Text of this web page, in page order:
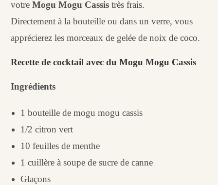
votreMogu Mogu Cassis très frais.
Directement à la bouteille ou dans un verre, vous
apprécierez les morceaux de gelée de noix de coco.
Recette de cocktail avec du Mogu Mogu Cassis
Ingrédients
1 bouteille de mogu mogu cassis
1/2 citron vert
10 feuilles de menthe
1 cuillère à soupe de sucre de canne
Glaçons